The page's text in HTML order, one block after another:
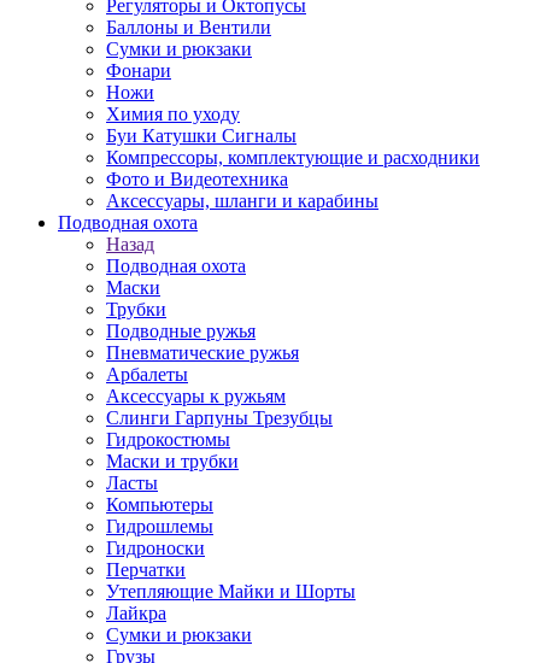
Регуляторы и Октопусы
Баллоны и Вентили
Сумки и рюкзаки
Фонари
Ножи
Химия по уходу
Буи Катушки Сигналы
Компрессоры, комплектующие и расходники
Фото и Видеотехника
Аксессуары, шланги и карабины
Подводная охота
Назад
Подводная охота
Маски
Трубки
Подводные ружья
Пневматические ружья
Арбалеты
Аксессуары к ружьям
Слинги Гарпуны Трезубцы
Гидрокостюмы
Маски и трубки
Ласты
Компьютеры
Гидрошлемы
Гидроноски
Перчатки
Утепляющие Майки и Шорты
Лайкра
Сумки и рюкзаки
Грузы